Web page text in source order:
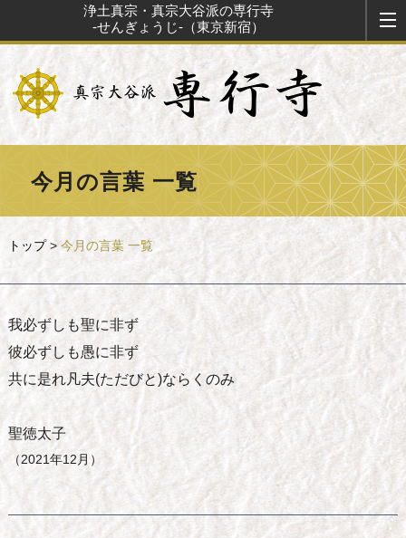
浄土真宗・真宗大谷派の専行寺
-せんぎょうじ-（東京新宿）
今月の言葉 一覧
トップ> 今月の言葉 一覧
我必ずしも聖に非ず
彼必ずしも愚に非ず
共に是れ凡夫(ただびと)ならくのみ
聖徳太子
（2021年12月）